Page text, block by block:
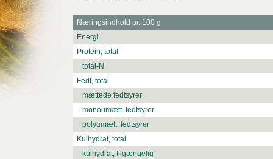
Næringsindhold pr. 100 g
Energi
Protein, total
total-N
Fedt, total
mættede fedtsyrer
monoumætt. fedtsyrer
polyumætt. fedtsyrer
Kulhydrat, total
kulhydrat, tilgængelig